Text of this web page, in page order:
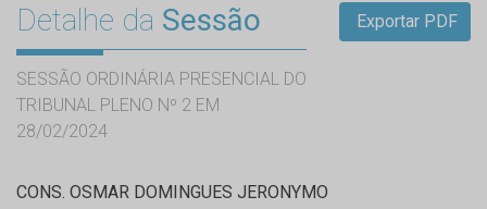
Detalhe da Sessão
SESSÃO ORDINÁRIA PRESENCIAL DO
TRIBUNAL PLENO Nº 2 EM
28/02/2024
Exportar PDF
CONS. OSMAR DOMINGUES JERONYMO